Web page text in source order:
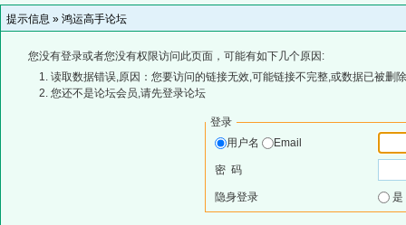
提示信息 » 鸿运高手论坛
您没有登录或者您没有权限访问此页面，可能有如下几个原因:
读取数据错误,原因：您要访问的链接无效,可能链接不完整,或数据已被删
您还不是论坛会员,请先登录论坛
登录
用户名
Email
密 码
隐身登录